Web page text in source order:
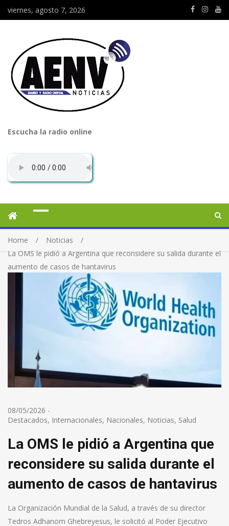
viernes, agosto 7, 2026
Escucha la radio online
Home
Noticias
La OMS le pidió a Argentina que reconsidere su salida durante el
aumento de casos de hantavirus
08/05/2026 -
Destacados, Internacionales, Nacionales, Noticias, Salud
La OMS le pidió a Argentina que
reconsidere su salida durante el
aumento de casos de hantavirus
La Organización Mundial de la Salud, a través de su director
Tedros Adhanom Ghebreyesus, le solicitó al Poder Ejecutivo